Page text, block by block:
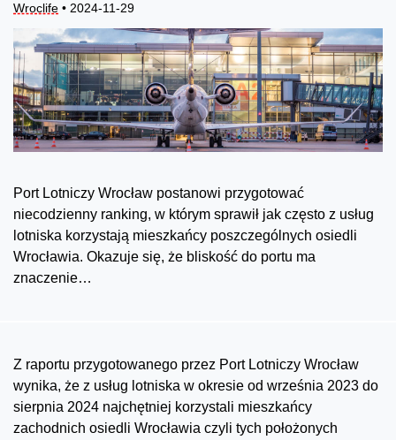
Wroclife • 2024-11-29
Port Lotniczy Wrocław postanowi przygotować
niecodzienny ranking, w którym sprawił jak często z usług
lotniska korzystają mieszkańcy poszczególnych osiedli
Wrocławia. Okazuje się, że bliskość do portu ma
znaczenie…
Z raportu przygotowanego przez Port Lotniczy Wrocław
wynika, że z usług lotniska w okresie od września 2023 do
sierpnia 2024 najchętniej korzystali mieszkańcy
zachodnich osiedli Wrocławia czyli tych położonych